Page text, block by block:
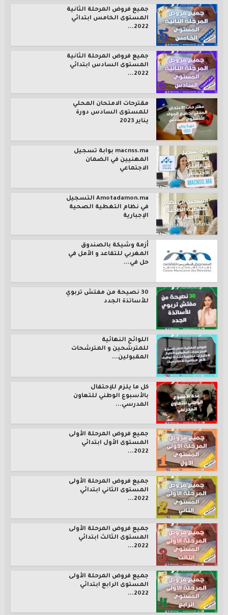
جميع فروض المرحلة الثانية
المستوى الخامس ابتدائي
2022...
جميع فروض المرحلة الثانية
المستوى السادس ابتدائي
2022...
مقترحات الامتحان المحلي
للمستوى السادس دورة
يناير 2023
macnss.ma بوابة تسجيل
المهنيين في الضمان
الاجتماعي
Amotadamon.ma التسجيل
في نظام التغطية الصحية
الإجبارية
أزمة وشيكة بالصندوق
المغربي للتقاعد و الأمل في
حل في...
30 نصيحة من مفتش تربوي
للأساتذة الجدد
اللوائح النهائية
للمترشحين و المترشحات
المقبولين...
كل ما يلزم للإحتفال
بالأسبوع الوطني للتعاون
المدرسي...
جميع فروض المرحلة الأولى
المستوى الأول ابتدائي
2022...
جميع فروض المرحلة الأولى
المستوى الثاني ابتدائي
2022...
جميع فروض المرحلة الأولى
المستوى الثالث ابتدائي
2022...
جميع فروض المرحلة الأولى
المستوى الرابع ابتدائي
2022...